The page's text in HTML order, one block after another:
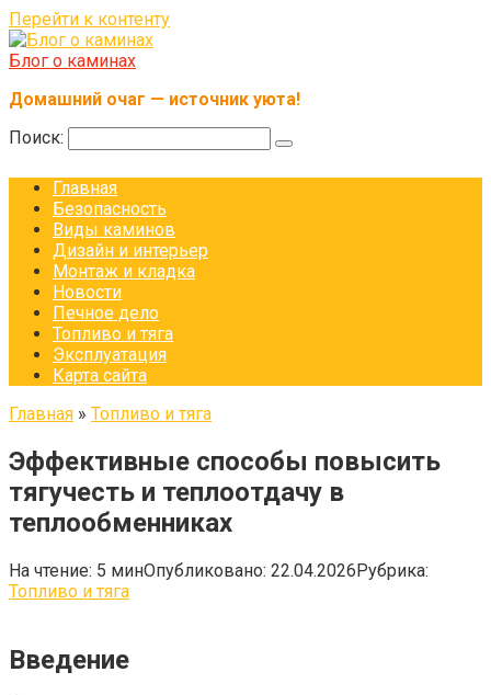
Перейти к контенту
Блог о каминах
Домашний очаг — источник уюта!
Поиск:
Главная
Безопасность
Виды каминов
Дизайн и интерьер
Монтаж и кладка
Новости
Печное дело
Топливо и тяга
Эксплуатация
Карта сайта
Главная » Топливо и тяга
Эффективные способы повысить
тягучесть и теплоотдачу в
теплообменниках
На чтение: 5 минОпубликовано: 22.04.2026Рубрика:
Топливо и тяга
Введение